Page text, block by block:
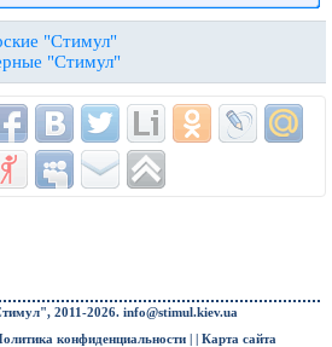
"Стимул"
"Стимул"
2011-2026. info@stimul.kiev.ua
конфиденциальности| | Карта сайта